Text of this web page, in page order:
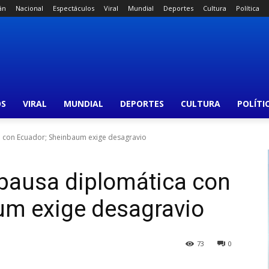
Nacional Espectáculos Viral Mundial Deportes Cultura Política
VIRAL MUNDIAL DEPORTES CULTURA
Ecuador; Sheinbaum exige desagravio
diplomática con
exige desagravio
0
73